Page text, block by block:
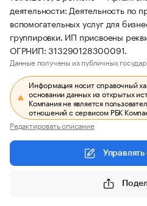
деятельности: Деятельность по
вспомогательных услуг для
группировки. ИП присвоены
ОГРНИП: 313290128300091.
Данные получены из публичных
Информация носит справочный
основании данных из открытых
Компания не является
отношений с сервисом РБК
Редактировать описание